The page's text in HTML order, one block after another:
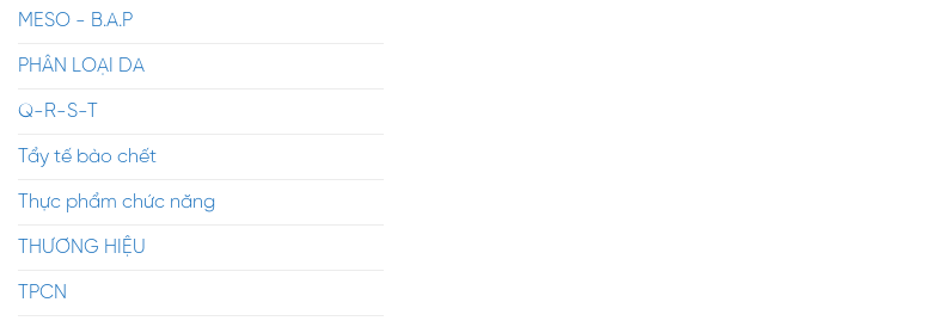
MESO - B.A.P
PHÂN LOẠI DA
Q-R-S-T
Tẩy tế bào chết
Thực phẩm chức năng
THƯƠNG HIỆU
TPCN